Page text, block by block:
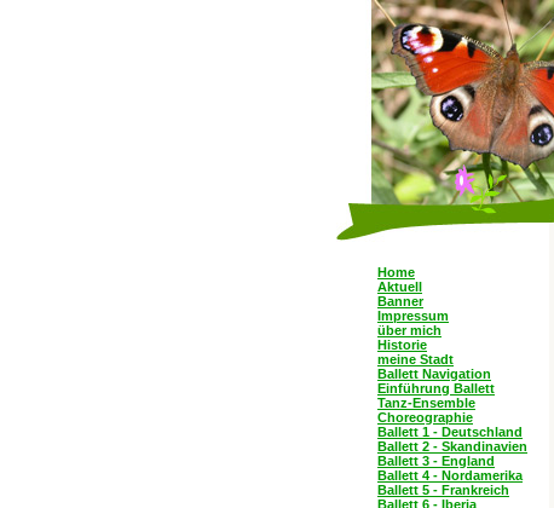
Home
Aktuell
Banner
Impressum
über mich
Historie
meine Stadt
Ballett Navigation
Einführung Ballett
Tanz-Ensemble
Choreographie
Ballett 1 - Deutschland
Ballett 2 - Skandinavien
Ballett 3 - England
Ballett 4 - Nordamerika
Ballett 5 - Frankreich
Ballett 6 - Iberia